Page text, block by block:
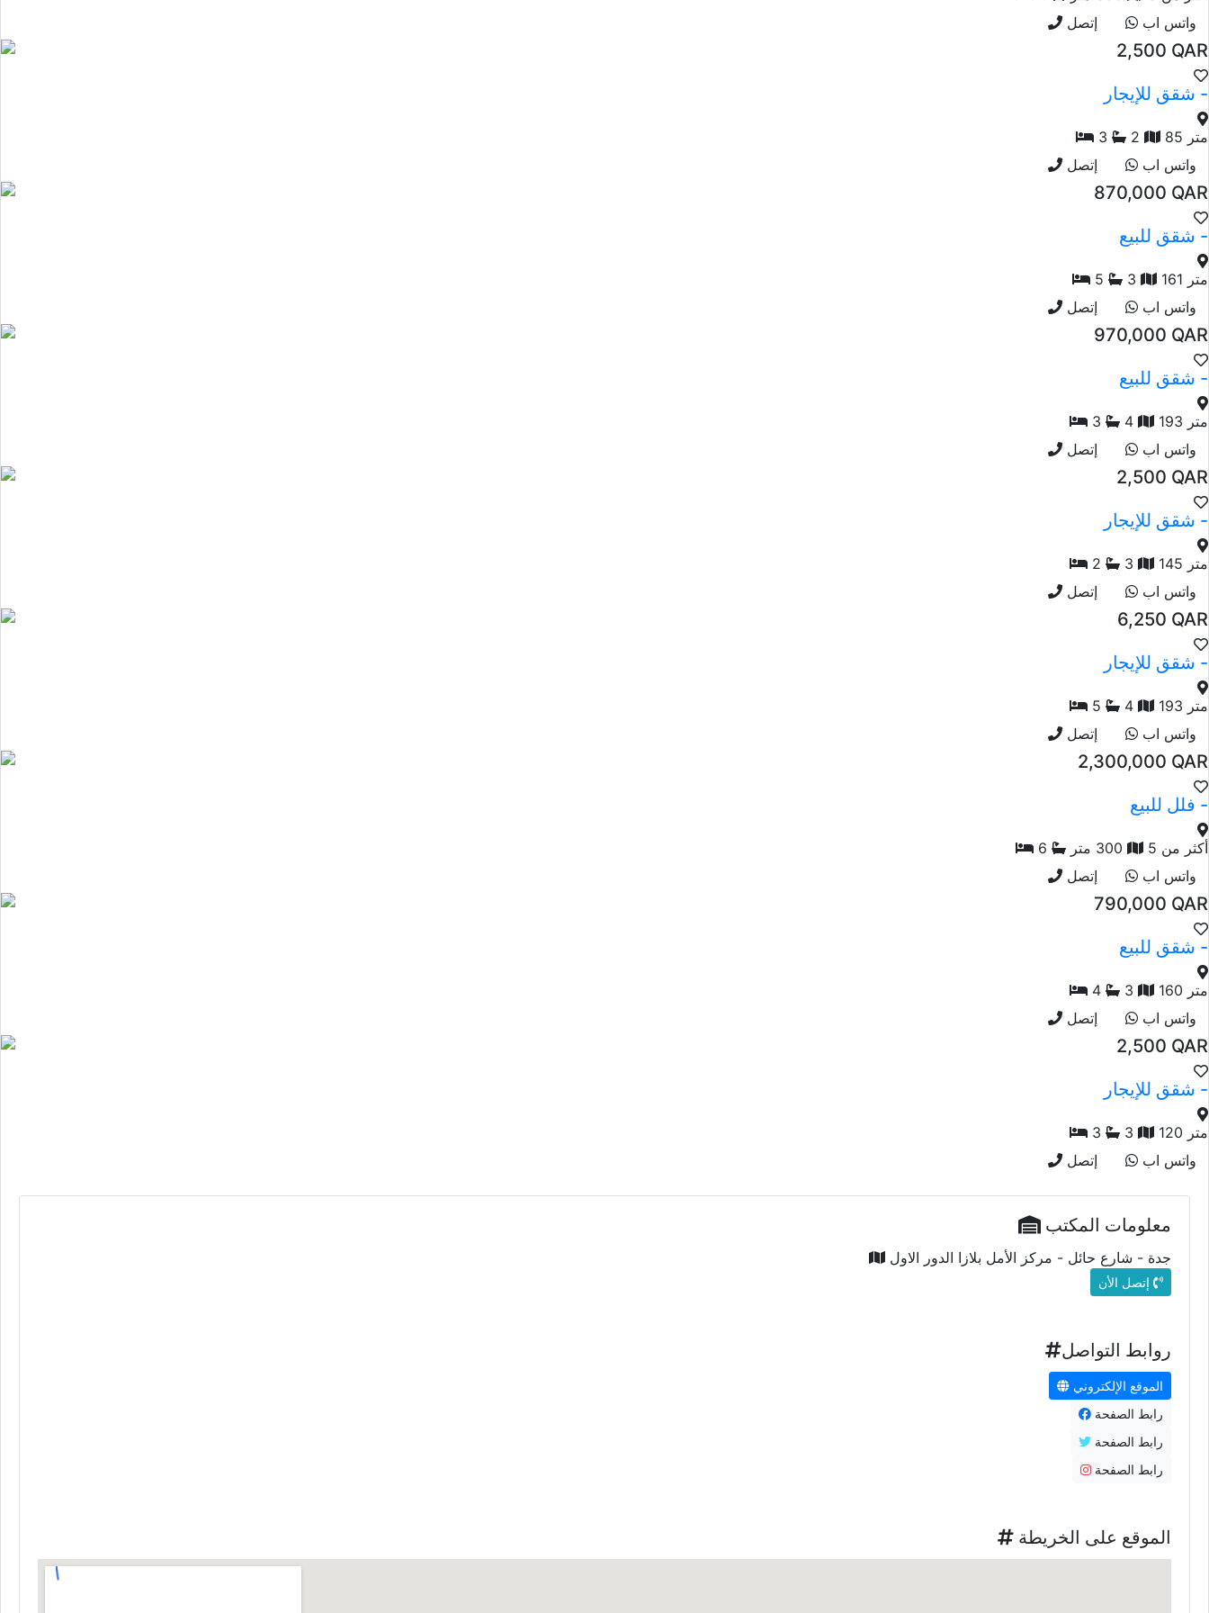
إتصل
واتس اب
2,500 QAR
شقق للإيجار -
3 2
85 متر
إتصل
واتس اب
870,000 QAR
شقق للبيع -
5 3
161 متر
إتصل
واتس اب
970,000 QAR
شقق للبيع -
3 4
193 متر
إتصل
واتس اب
2,500 QAR
شقق للإيجار -
2 3
145 متر
إتصل
واتس اب
6,250 QAR
شقق للإيجار -
5 4
193 متر
إتصل
واتس اب
2,300,000 QAR
فلل للبيع -
6 أكثر من 5
إتصل
واتس اب
790,000 QAR
شقق للبيع -
4 3
160 متر
إتصل
واتس اب
2,500 QAR
شقق للإيجار -
3 3
120 متر
إتصل
واتس اب
معلومات المكتب
جدة - شارع حائل - مركز الأمل بلازا الدور الاول
روابط التواصل
الموقع الإلكتروني
رابط الصفحة
رابط الصفحة
رابط الصفحة
الموقع على الخريطة